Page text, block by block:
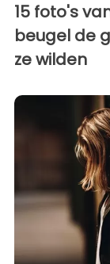
15 foto's
beugel de
ze wilden